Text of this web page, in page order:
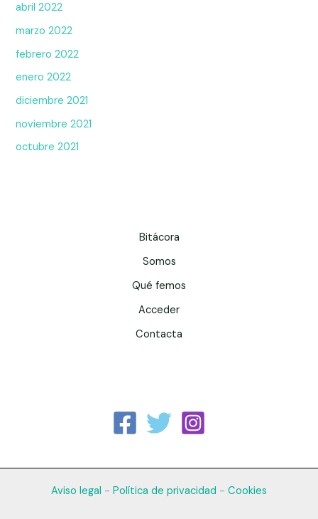
abril 2022
marzo 2022
febrero 2022
enero 2022
diciembre 2021
noviembre 2021
octubre 2021
Bitácora
Somos
Qué femos
Acceder
Contacta
Aviso legal - Política de privacidad - Cookies